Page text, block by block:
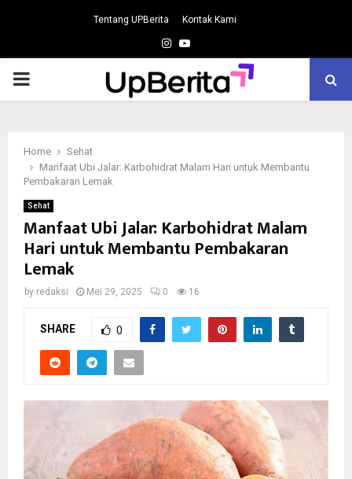
Tentang UPBerita Kontak Kami
Instagram
Youtube
PRIMARY
Home
Sehat
Manfaat Ubi Jalar: Karbohidrat Malam Hari untuk Membantu
Pembakaran Lemak
Sehat
Manfaat Ubi Jalar: Karbohidrat Malam
Hari untuk Membantu Pembakaran
Lemak
by redaksi Mei 29, 2025 0 16
SHARE 0